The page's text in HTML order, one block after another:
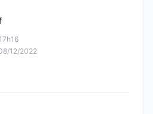
12/2022